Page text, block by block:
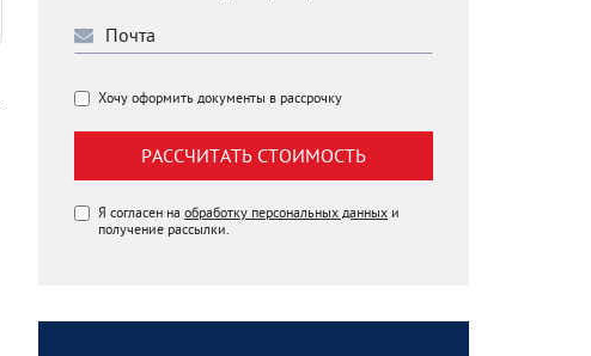
Хочу оформить документы в рассрочку
РАССЧИТАТЬ СТОИМОСТЬ
Я согласен на обработку персональных данных и
получение рассылки.